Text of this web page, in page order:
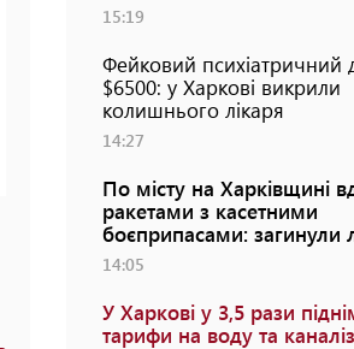
15:19
Фейковий психіатричний
$6500: у Харкові викрили
колишнього лікаря
14:27
По місту на Харківщині
ракетами з касетними
боєприпасами: загинули
14:05
У Харкові у 3,5 рази
тарифи на воду та